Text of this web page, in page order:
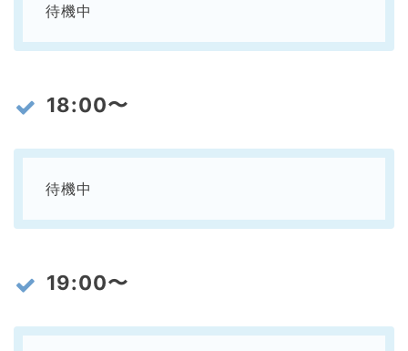
待機中
18:00〜
待機中
19:00〜